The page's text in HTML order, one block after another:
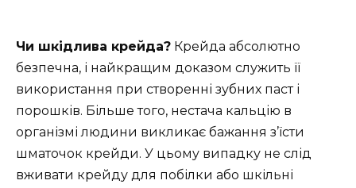
Чи шкідлива крейда? Крейда абсолютно
безпечна, і найкращим доказом служить її
використання при створенні зубних паст і
порошків. Більше того, нестача кальцію в
організмі людини викликає бажання з’їсти
шматочок крейди. У цьому випадку не слід
вживати крейду для побілки або шкільні